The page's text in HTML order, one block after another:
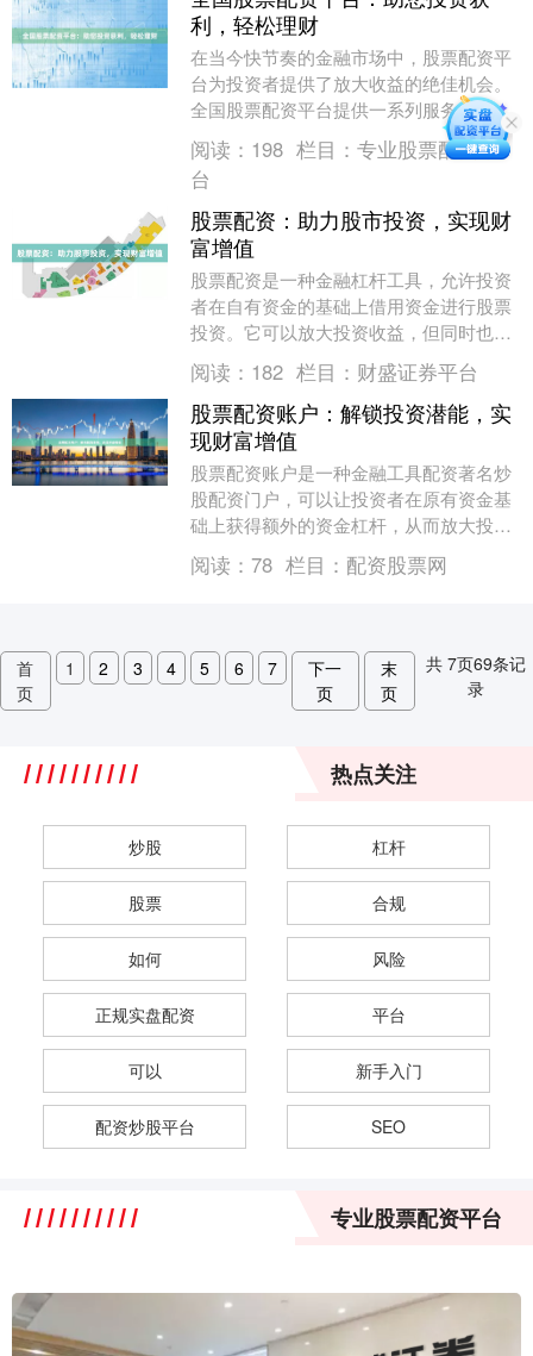
利，轻松理财
在当今快节奏的金融市场中，股票配资平
台为投资者提供了放大收益的绝佳机会。
全国股票配资平台提供一系列服务，旨在
帮助您提升投资回报，轻松理财。 **放大
收益潜力**....
阅读： 198 栏目： 专业股票配资平
台
股票配资：助力股市投资，实现财
富增值
股票配资是一种金融杠杆工具，允许投资
者在自有资金的基础上借用资金进行股票
投资。它可以放大投资收益，但同时也会
增加投资风险。 **股票配资的优势：** *
**放....
阅读： 182 栏目： 财盛证券平台
股票配资账户：解锁投资潜能，实
现财富增值
股票配资账户是一种金融工具配资著名炒
股配资门户，可以让投资者在原有资金基
础上获得额外的资金杠杆，从而放大投资
收益。它为投资者提供了以下优势： * **
放大收益潜....
阅读： 78 栏目： 配资股票网
首
页
1 2 3 4 5 6 7
下一
页
末
页
共7页69条记
录
热点关注
炒股 杠杆
股票 合规
如何 风险
正规实盘配资 平台
可以 新手入门
配资炒股平台 SEO
专业股票配资平台